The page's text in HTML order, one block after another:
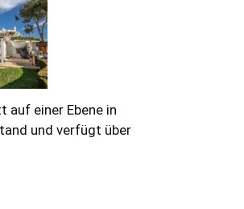
auf einer Ebene in
und verfügt über